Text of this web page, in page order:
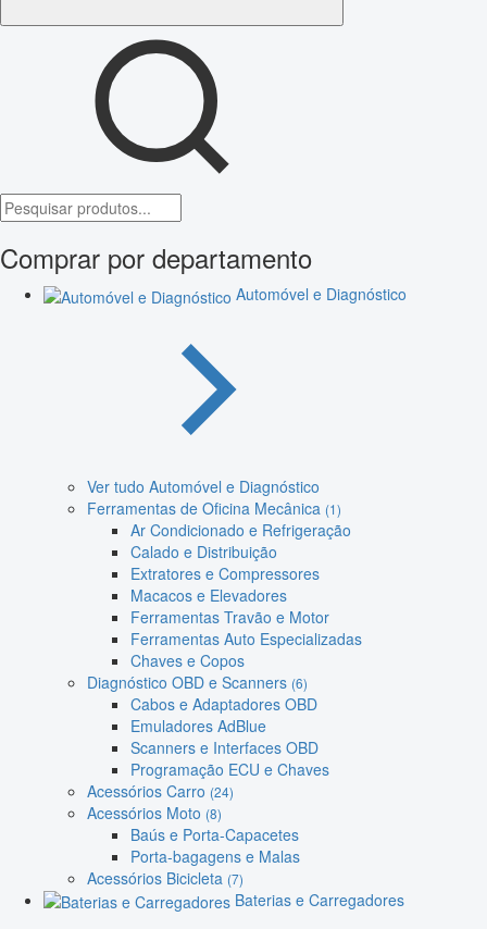
Comprar por departamento
Automóvel e Diagnóstico
Ver tudo Automóvel e Diagnóstico
Ferramentas de Oficina Mecânica (1)
Ar Condicionado e Refrigeração
Calado e Distribuição
Extratores e Compressores
Macacos e Elevadores
Ferramentas Travão e Motor
Ferramentas Auto Especializadas
Chaves e Copos
Diagnóstico OBD e Scanners (6)
Cabos e Adaptadores OBD
Emuladores AdBlue
Scanners e Interfaces OBD
Programação ECU e Chaves
Acessórios Carro (24)
Acessórios Moto (8)
Baús e Porta-Capacetes
Porta-bagagens e Malas
Acessórios Bicicleta (7)
Baterias e Carregadores